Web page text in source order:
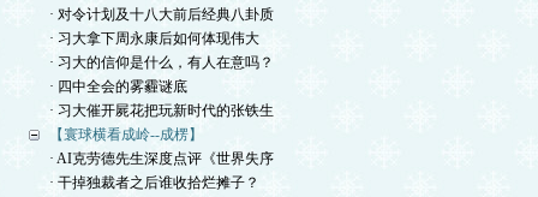
· 对令计划及十八大前后经典八卦质
· 习大拿下周永康后如何体现伟大
· 习大的信仰是什么，有人在意吗？
· 四中全会的雾霾谜底
· 习大催开屍花把玩新时代的张铁生
【寰球横看成岭--成楞】
· AI克劳德先生深度点评《世界失序
· 干掉独裁者之后谁收拾烂摊子？